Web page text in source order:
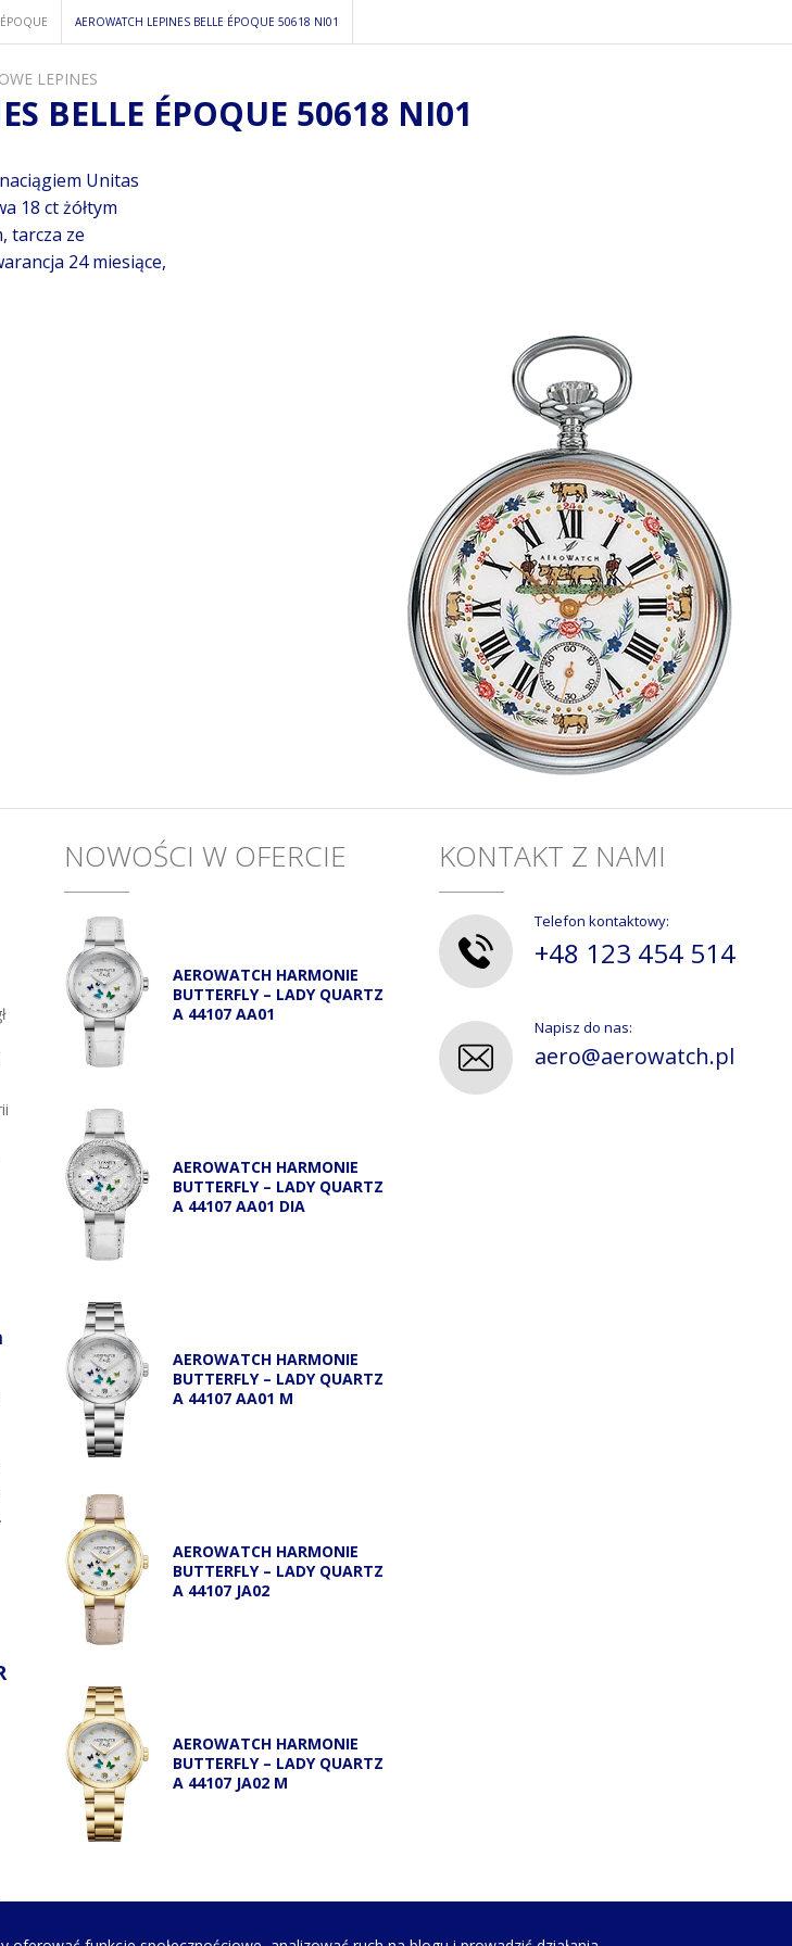
AEROWATCH LEPINES BELLE ÉPOQUE 50618 NI01
LEPINES
BELLE ÉPOQUE 50618 NI01
Unitas
18 ct żółtym
tarcza ze
24 miesiące,
NOWOŚCI W OFERCIE
AEROWATCH HARMONIE
BUTTERFLY – LADY QUARTZ
A 44107 AA01
AEROWATCH HARMONIE
BUTTERFLY – LADY QUARTZ
A 44107 AA01 DIA
AEROWATCH HARMONIE
BUTTERFLY – LADY QUARTZ
A 44107 AA01 M
AEROWATCH HARMONIE
BUTTERFLY – LADY QUARTZ
A 44107 JA02
AEROWATCH HARMONIE
BUTTERFLY – LADY QUARTZ
A 44107 JA02 M
KONTAKT Z NAMI
Telefon kontaktowy:
+48 123 454 514
Napisz do nas:
aero@aerowatch.pl